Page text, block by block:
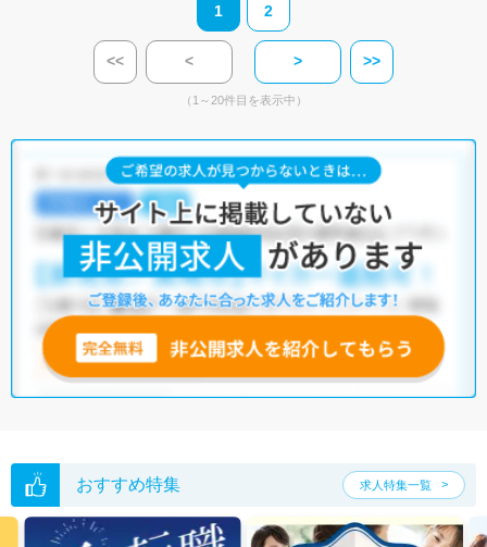
1 2
<< < > >>
（1～20件目を表示中）
おすすめ特集 求人特集一覧